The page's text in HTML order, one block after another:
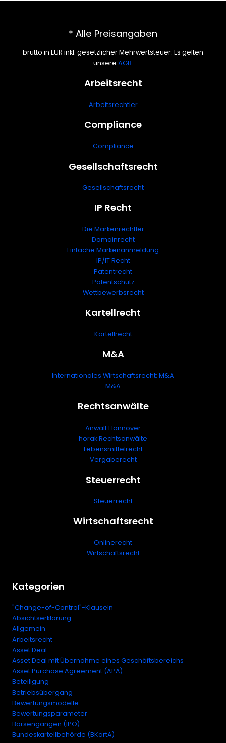
* Alle Preisangaben
brutto in EUR inkl. gesetzlicher Mehrwertsteuer. Es gelten
unsere AGB.
Arbeitsrecht
Arbeitsrechtler
Compliance
Compliance
Gesellschaftsrecht
Gesellschaftsrecht
IP Recht
Die Markenrechtler
Domainrecht
Einfache Markenanmeldung
IP/IT Recht
Patentrecht
Patentschutz
Wettbewerbsrecht
Kartellrecht
Kartellrecht
M&A
Internationales Wirtschaftsrecht: M&A
M&A
Rechtsanwälte
Anwalt Hannover
horak Rechtsanwälte
Lebensmittelrecht
Vergaberecht
Steuerrecht
Steuerrecht
Wirtschaftsrecht
Onlinerecht
Wirtschaftsrecht
Kategorien
"Change-of-Control"-Klauseln
Absichtserklärung
Allgemein
Arbeitsrecht
Asset Deal
Asset Deal mit Übernahme eines Geschäftsbereichs
Asset Purchase Agreement (APA)
Beteiligung
Betriebsübergang
Bewertungsmodelle
Bewertungsparameter
Börsengängen (IPO)
Bundeskartellbehörde (BKartA)